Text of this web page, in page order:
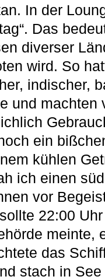
In der
Das
diverser
wird. So
indischer,
und machten
ein
kühlen
ich einen
vor
22:00
meinte,
das
stach in